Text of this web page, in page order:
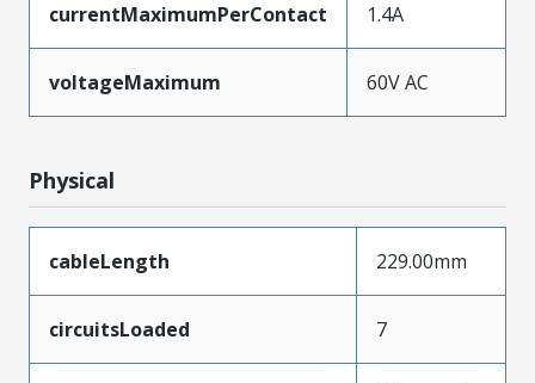
currentMaximumPerContact 1.4A
voltageMaximum 60V AC
Physical
cableLength 229.00mm
circuitsLoaded 7